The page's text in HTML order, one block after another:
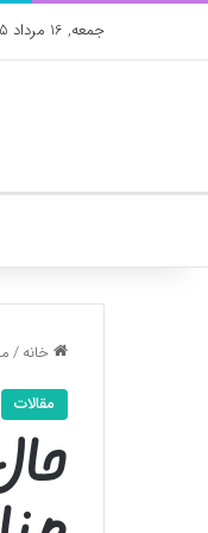
جمعه, 16 مرداد 1405
خانه/
مقالات